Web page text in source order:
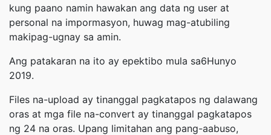
kung paano namin hawakan ang data ng user at
personal na impormasyon, huwag mag-atubiling
makipag-ugnay sa amin.
Ang patakaran na ito ay epektibo mula sa6Hunyo
2019.
Files na-upload ay tinanggal pagkatapos ng dalawang
oras at mga file na-convert ay tinanggal pagkatapos
ng 24 na oras. Upang limitahan ang pang-aabuso,